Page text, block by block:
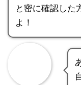
と密に確認した
よ！